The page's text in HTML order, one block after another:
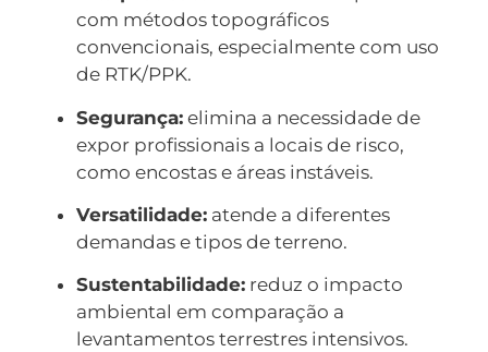
com métodos topográficos
convencionais, especialmente com uso
de RTK/PPK.
Segurança: elimina a necessidade de
expor profissionais a locais de risco,
como encostas e áreas instáveis.
Versatilidade: atende a diferentes
demandas e tipos de terreno.
Sustentabilidade: reduz o impacto
ambiental em comparação a
levantamentos terrestres intensivos.